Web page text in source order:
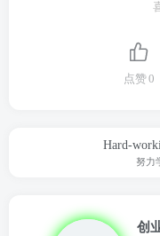
点赞0
Hard-
努力
创